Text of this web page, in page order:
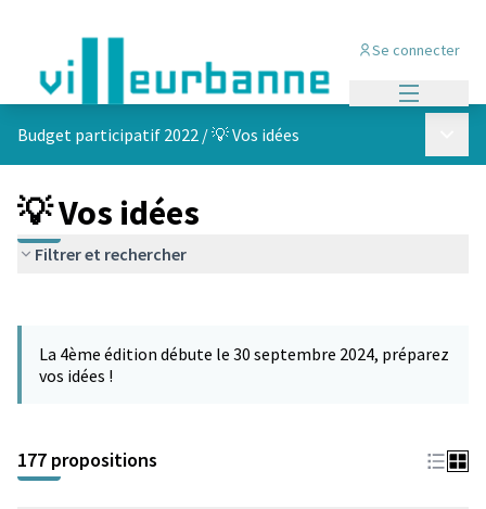
Se connecter
Budget participatif 2022 /💡 Vos idées
💡 Vos idées
Filtrer et rechercher
−
La 4ème édition débute le 30 septembre 2024, préparez
vos idées !
177 propositions